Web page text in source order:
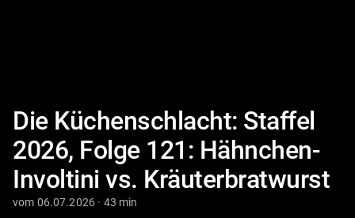
Die Küchenschlacht: Staffel
2026, Folge 121: Hähnchen-
Involtini vs. Kräuterbratwurst
vom 06.07.2026 · 43 min